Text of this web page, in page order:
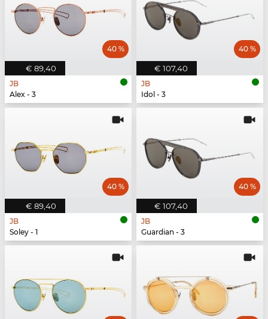
€ 89,40
40 %
JB
Alex - 3
€ 107,40
40 %
JB
Idol - 3
€ 89,40
40 %
JB
Soley - 1
€ 107,40
40 %
JB
Guardian - 3